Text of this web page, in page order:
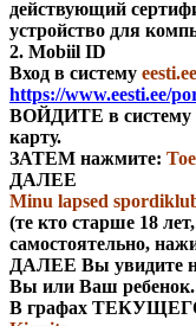
действующий
устройство для
2. Mobiil ID
Вход в систему eesti.ee
https://www.eesti.ee/
ВОЙДИТЕ в систему
карту.
ЗАТЕМ нажмите:
ДАЛЕЕ
Minu lapsed
(те кто старше 18
самостоятельно,
ДАЛЕЕ Вы увидите
Вы или Ваш ребенок.
В графах